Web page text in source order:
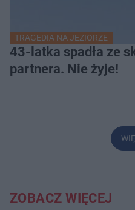
TRAGEDIA NA JEZIORZE
43-latka spadła ze
partnera. Nie żyje!
ZOBACZ WIĘCEJ